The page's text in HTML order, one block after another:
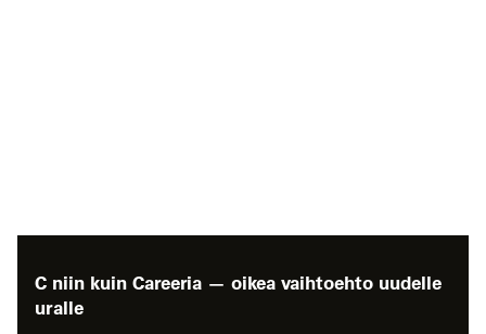
C niin kuin Careeria — oikea vaihtoehto uudelle
uralle